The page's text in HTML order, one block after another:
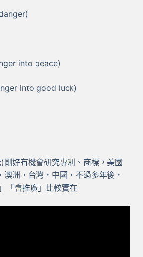
into peace)
into good luck)
剛好有機會研究專利、商標，美國
澳洲，台灣，中國，不過多年後，
「會推廣」比較實在